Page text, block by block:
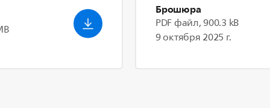
Брошюра
PDF файл, 900.3 kB
9 октября 2025 г.